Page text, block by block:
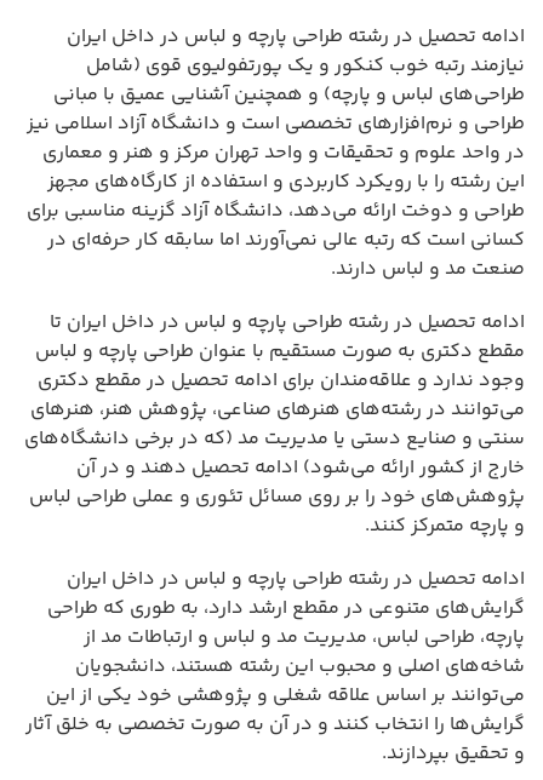
ادامه تحصیل در رشته طراحی پارچه و لباس در داخل ایران
نیازمند رتبه خوب کنکور و یک پورتفولیوی قوی (شامل
طراحی‌های لباس و پارچه) و همچنین آشنایی عمیق با مبانی
طراحی و نرم‌افزارهای تخصصی است و دانشگاه آزاد اسلامی نیز
در واحد علوم و تحقیقات و واحد تهران مرکز و هنر و معماری
این رشته را با رویکرد کاربردی و استفاده از کارگاه‌های مجهز
طراحی و دوخت ارائه می‌دهد، دانشگاه آزاد گزینه مناسبی برای
کسانی است که رتبه عالی نمی‌آورند اما سابقه کار حرفه‌ای در
صنعت مد و لباس دارند.
ادامه تحصیل در رشته طراحی پارچه و لباس در داخل ایران تا
مقطع دکتری به صورت مستقیم با عنوان طراحی پارچه و لباس
وجود ندارد و علاقه‌مندان برای ادامه تحصیل در مقطع دکتری
می‌توانند در رشته‌های هنرهای صناعی، پژوهش هنر، هنرهای
سنتی و صنایع دستی یا مدیریت مد (که در برخی دانشگاه‌های
خارج از کشور ارائه می‌شود) ادامه تحصیل دهند و در آن
پژوهش‌های خود را بر روی مسائل تئوری و عملی طراحی لباس
و پارچه متمرکز کنند.
ادامه تحصیل در رشته طراحی پارچه و لباس در داخل ایران
گرایش‌های متنوعی در مقطع ارشد دارد، به طوری که طراحی
پارچه، طراحی لباس، مدیریت مد و لباس و ارتباطات مد از
شاخه‌های اصلی و محبوب این رشته هستند، دانشجویان
می‌توانند بر اساس علاقه شغلی و پژوهشی خود یکی از این
گرایش‌ها را انتخاب کنند و در آن به صورت تخصصی به خلق آثار
و تحقیق بپردازند.